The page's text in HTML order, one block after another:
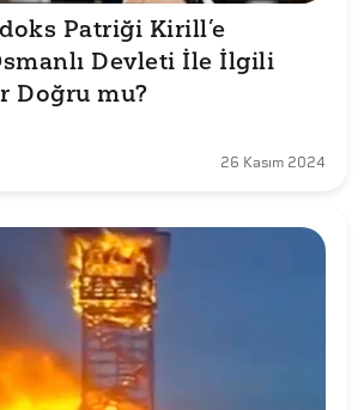
Patriği Kirill’e
Devleti İle İlgili
Doğru mu?
26 Kasım 2024